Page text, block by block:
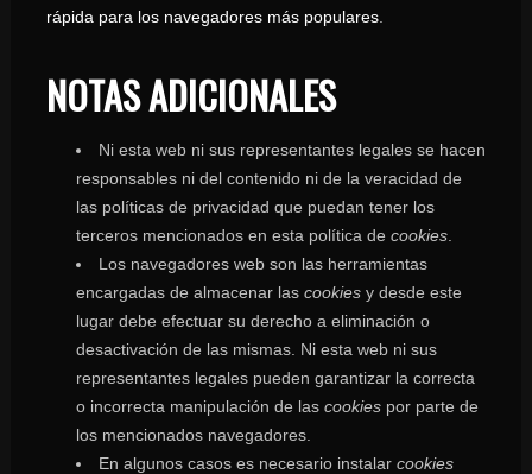
rápida para los navegadores más populares.
NOTAS ADICIONALES
Ni esta web ni sus representantes legales se hacen
responsables ni del contenido ni de la veracidad de
las políticas de privacidad que puedan tener los
terceros mencionados en esta política de cookies.
Los navegadores web son las herramientas
encargadas de almacenar las cookiesy desde este
lugar debe efectuar su derecho a eliminación o
desactivación de las mismas. Ni esta web ni sus
representantes legales pueden garantizar la correcta
o incorrecta manipulación de las cookiespor parte de
los mencionados navegadores.
En algunos casos es necesario instalar cookies